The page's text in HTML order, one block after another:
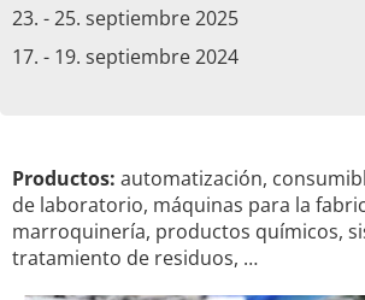
23. - 25. septiembre 2025
17. - 19. septiembre 2024
Productos: automatización,
de laboratorio, máquinas para la
marroquinería, productos químicos,
tratamiento de residuos, …